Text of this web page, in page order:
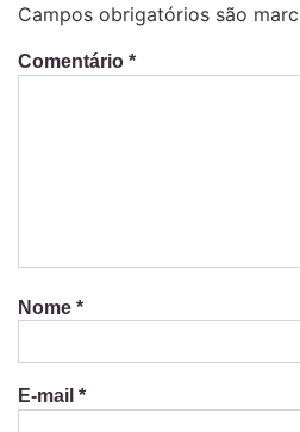
Campos obrigatórios são
Comentário *
Nome *
E-mail *